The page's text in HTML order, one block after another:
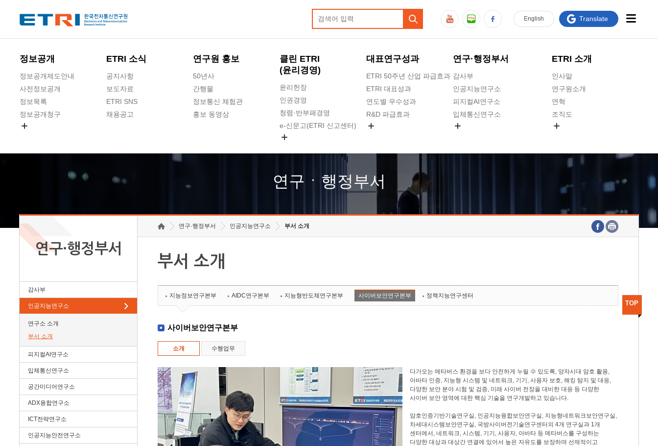
정보공개
정보공개제도안내
사전정보공개
정보목록
정보공개청구
ETRI 소식
공지사항
보도자료
ETRI SNS
채용공고
연구원 홍보
50년사
간행물
정보통신 체험관
홍보 동영상
클린 ETRI
(윤리경영)
윤리헌장
인권경영
청렴·반부패경영
e-신문고(ETRI 신고센터)
고객의소리
수의계약 현황
대표연구성과
ETRI 50주년 산업 파급효과
ETRI 대표성과
연도별 우수성과
R&D 파급효과
연구·행정부서
감사부
인공지능연구소
피지컬AI연구소
입체통신연구소
호남권연구본부
기획본부
ETRI 소개
인사말
연구원소개
연혁
조직도
연구원 고객헌장
주요업무연락처
English Translate
연구ㆍ행정부서
연구·행정부서
감사부
인공지능연구소
연구소 소개
부서 소개
피지컬AI연구소
입체통신연구소
공간미디어연구소
ADX융합연구소
ICT전략연구소
인공지능안전연구소
연구·행정부서 인공지능연구소 부서 소개
부서 소개
지능정보연구본부 AIDC연구본부 지능형반도체연구본부 사이버보안연구본부 정책지능연구센터
사이버보안연구본부
소개 수행업무
다가오는 메타버스 환경을 보다 안전하게 누릴 수 있도록, 양자시대 암호 활용,
아바타 인증, 지능형 시스템 및 네트워크, 기기, 사용자 보호, 해킹 탐지 및 대응,
다양한 보안 분야 시험 및 검증, 미래 사이버 전장을 대비한 대응 등 다양한
사이버 보안 영역에 대한 핵심 기술을 연구개발하고 있습니다.
암호인증기반기술연구실, 인공지능융합보안연구실, 지능형네트워크보안연구실,
차세대시스템보안연구실, 국방사이버전기술연구센터의 4개 연구실과 1개
센터에서, 네트워크, 시스템, 기기, 사용자, 아바타 등 메타버스를 구성하는
다양한 대상과 대상간 연결에 있어서 높은 자유도를 보장하며 선제적이고
TOP